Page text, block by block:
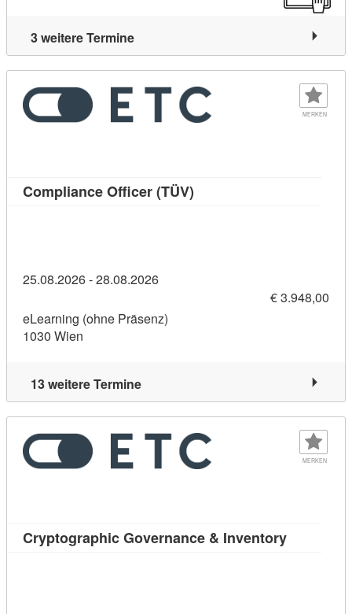
3 weitere Termine
MERKEN
Compliance Officer (TÜV)
25.08.2026 - 28.08.2026
€ 3.948,00
eLearning (ohne Präsenz)
1030 Wien
13 weitere Termine
MERKEN
Cryptographic Governance & Inventory